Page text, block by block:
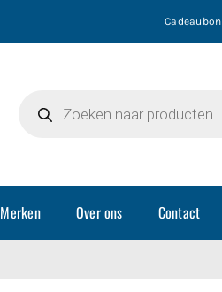
Cadeaubon
zoeken
Merken Over ons Contact